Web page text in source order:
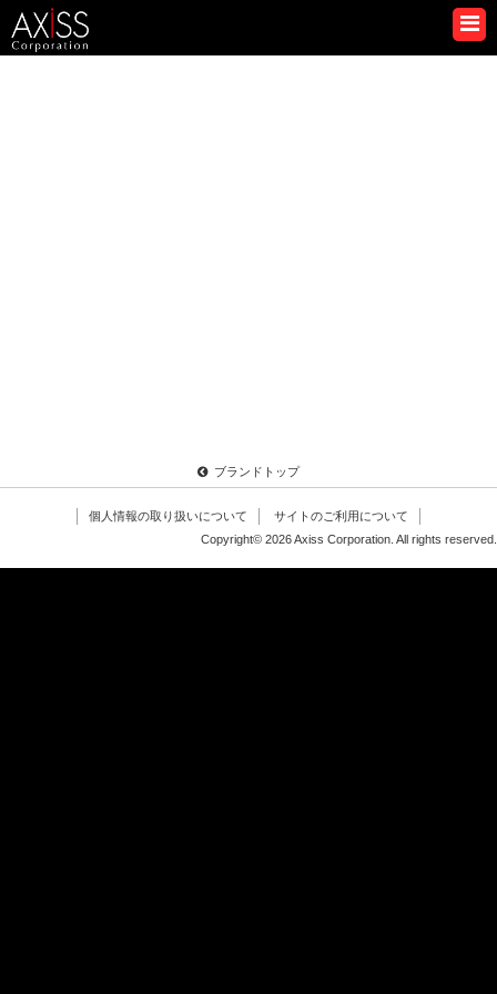
ブランドトップ
個人情報の取り扱いについて
サイトのご利用について
Copyright© 2026 Axiss Corporation. All rights reserved.